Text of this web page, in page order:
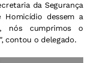
da Segurança
dessem a
nós cumprimos o
contou o delegado.